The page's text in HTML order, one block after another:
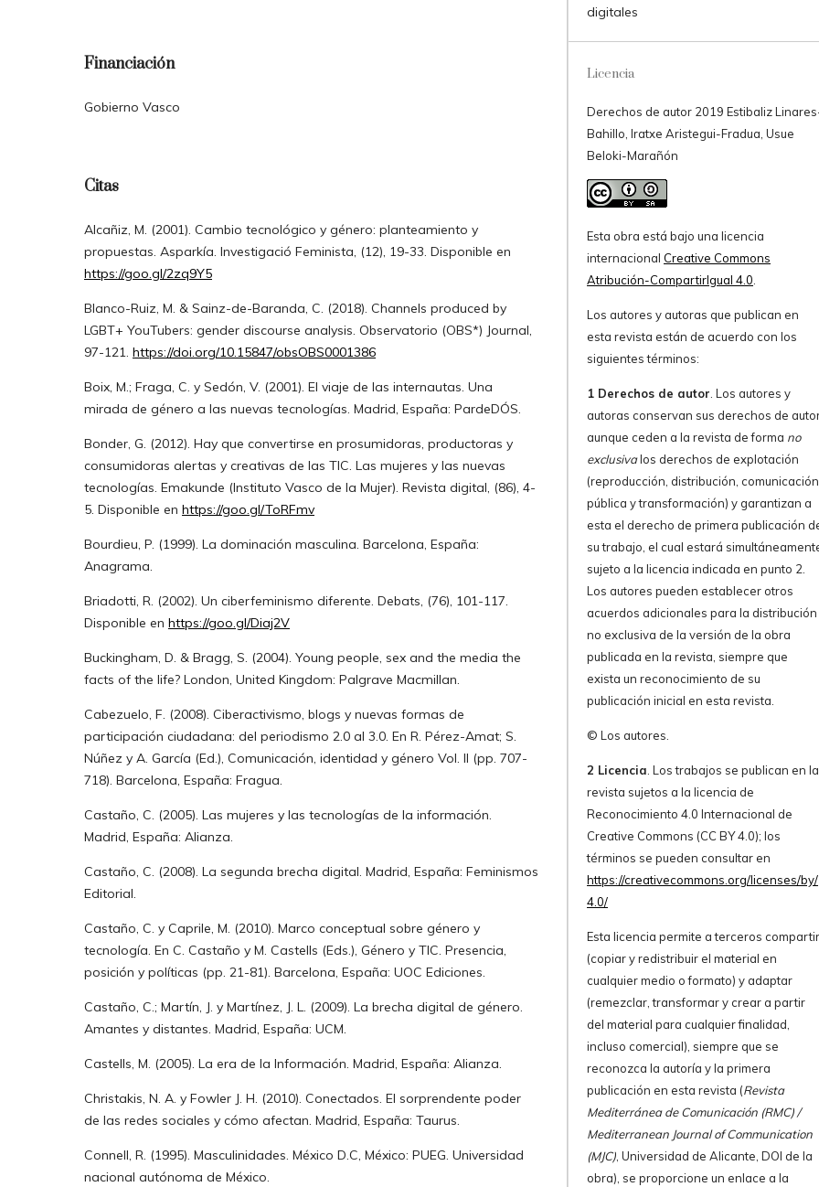
Financiación
Gobierno Vasco
Citas
Alcañiz, M. (2001). Cambio tecnológico y género: planteamiento y
propuestas. Asparkía. Investigació Feminista, (12), 19-33. Disponible en
https://goo.gl/2zq9Y5
Blanco-Ruiz, M. & Sainz-de-Baranda, C. (2018). Channels produced by
LGBT+ YouTubers: gender discourse analysis. Observatorio (OBS*) Journal,
97-121. https://doi.org/10.15847/obsOBS0001386
Boix, M.; Fraga, C. y Sedón, V. (2001). El viaje de las internautas. Una
mirada de género a las nuevas tecnologías. Madrid, España: PardeDÓS.
Bonder, G. (2012). Hay que convertirse en prosumidoras, productoras y
consumidoras alertas y creativas de las TIC. Las mujeres y las nuevas
tecnologías. Emakunde (Instituto Vasco de la Mujer). Revista digital, (86), 4-
5. Disponible en https://goo.gl/ToRFmv
Bourdieu, P. (1999). La dominación masculina. Barcelona, España:
Anagrama.
Briadotti, R. (2002). Un ciberfeminismo diferente. Debats, (76), 101-117.
Disponible en https://goo.gl/Diaj2V
Buckingham, D. & Bragg, S. (2004). Young people, sex and the media the
facts of the life? London, United Kingdom: Palgrave Macmillan.
Cabezuelo, F. (2008). Ciberactivismo, blogs y nuevas formas de
participación ciudadana: del periodismo 2.0 al 3.0. En R. Pérez-Amat; S.
Núñez y A. García (Ed.), Comunicación, identidad y género Vol. II (pp. 707-
718). Barcelona, España: Fragua.
Castaño, C. (2005). Las mujeres y las tecnologías de la información.
Madrid, España: Alianza.
Castaño, C. (2008). La segunda brecha digital. Madrid, España: Feminismos
Editorial.
Castaño, C. y Caprile, M. (2010). Marco conceptual sobre género y
tecnología. En C. Castaño y M. Castells (Eds.), Género y TIC. Presencia,
posición y políticas (pp. 21-81). Barcelona, España: UOC Ediciones.
Castaño, C.; Martín, J. y Martínez, J. L. (2009). La brecha digital de género.
Amantes y distantes. Madrid, España: UCM.
Castells, M. (2005). La era de la Información. Madrid, España: Alianza.
Christakis, N. A. y Fowler J. H. (2010). Conectados. El sorprendente poder
de las redes sociales y cómo afectan. Madrid, España: Taurus.
Connell, R. (1995). Masculinidades. México D.C, México: PUEG. Universidad
nacional autónoma de México.
digitales
Licencia
Derechos de autor 2019 Estibaliz
Bahillo, Iratxe Aristegui-Fradua, Usue
Beloki-Marañón
Esta obra está bajo una licencia
internacional Creative Commons
Atribución-CompartirIgual 4.0.
Los autores y autoras que publican en
esta revista están de acuerdo con los
siguientes términos:
1 Derechos de autor. Los autores y
autoras conservan sus derechos de
aunque ceden a la revista de forma no
exclusivalos derechos de explotación
(reproducción, distribución, comunicación
pública y transformación) y garantizan a
esta el derecho de primera publicación
su trabajo, el cual estará
sujeto a la licencia indicada en punto 2.
Los autores pueden establecer otros
acuerdos adicionales para la distribución
no exclusiva de la versión de la obra
publicada en la revista, siempre que
exista un reconocimiento de su
publicación inicial en esta revista.
© Los autores.
2 Licencia. Los trabajos se publican en la
revista sujetos a la licencia de
Reconocimiento 4.0 Internacional de
Creative Commons (CC BY 4.0); los
términos se pueden consultar en
https://creativecommons.org/licenses/by/
4.0/
Esta licencia permite a terceros compartir
(copiar y redistribuir el material en
cualquier medio o formato) y adaptar
(remezclar, transformar y crear a partir
del material para cualquier finalidad,
incluso comercial), siempre que se
reconozca la autoría y la primera
publicación en esta revista (Revista
Mediterránea de Comunicación (RMC) /
Mediterranean Journal of Communication
(MJC), Universidad de Alicante, DOI de la
obra), se proporcione un enlace a la